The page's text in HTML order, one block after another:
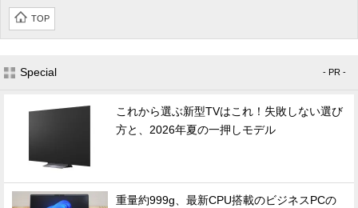
TOP
Special - PR -
これから選ぶ新型TVはこれ！失敗しない選び
方と、2026年夏の一押しモデル
重量約999g、最新CPU搭載のビジネスPCの